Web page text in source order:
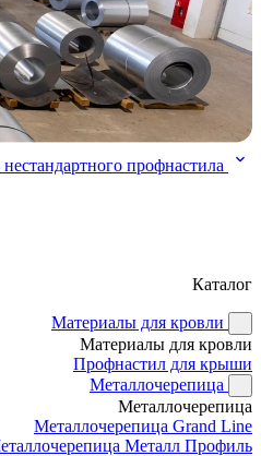
профнастила
Каталог
Материалы для кровли
Материалы для кровли
Профнастил для крыши
Металлочерепица
Металлочерепица
Металлочерепица Grand Line
Металл Профиль